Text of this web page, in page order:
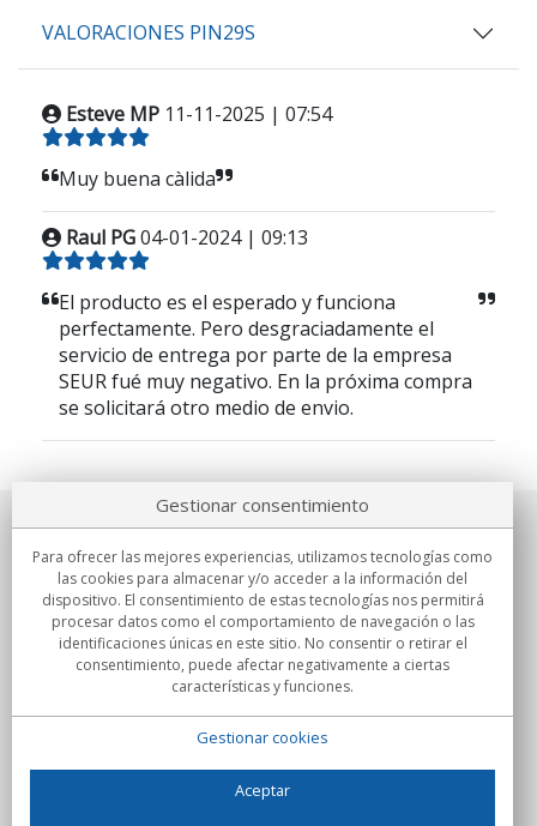
VALORACIONES PIN29S
Esteve MP 11-11-2025 | 07:54
Muy buena càlida
Raul PG04-01-2024 | 09:13
El producto es el esperado y funciona
perfectamente. Pero desgraciadamente el
servicio de entrega por parte de la empresa
SEUR fué muy negativo. En la próxima compra
se solicitará otro medio de envio.
Sobre nosotros
Compromisos
Compras
Gestionar consentimiento
Para ofrecer las mejores experiencias, utilizamos tecnologías como
las cookies para almacenar y/o acceder a la información del
dispositivo. El consentimiento de estas tecnologías nos permitirá
procesar datos como el comportamiento de navegación o las
identificaciones únicas en este sitio. No consentir o retirar el
consentimiento, puede afectar negativamente a ciertas
características y funciones.
Gestionar cookies
Aceptar